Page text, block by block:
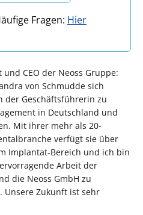
Fragen: Hier
CEO der Neoss Gruppe:
von Schmudde sich
der Geschäftsführerin zu
in Deutschland und
Mit ihrer mehr als 20-
verfügt sie über
Implantat-Bereich und ich bin
Arbeit der
die Neoss GmbH zu
Zukunft ist sehr